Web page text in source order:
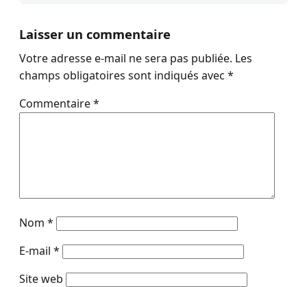
Laisser un commentaire
Votre adresse e-mail ne sera pas publiée. Les
champs obligatoires sont indiqués avec *
Commentaire*
Nom *
E-mail *
Site web